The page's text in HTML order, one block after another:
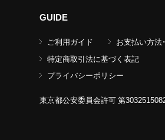
GUIDE
ご利用ガイド
お支払い方法
特定商取引法に基づく表記
プライバシーポリシー
東京都公安委員会許可 第